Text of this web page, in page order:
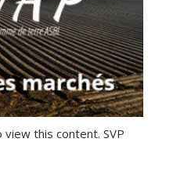
this content. SVP